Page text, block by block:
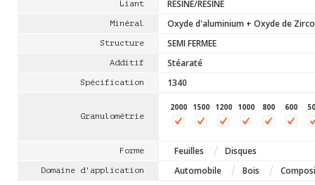
Liant RESINE/RESINE
Minéral Oxyde d'aluminium + Oxyde de
Structure SEMI FERMEE
Additif Stéaraté
Spécification 1340
Granulométrie
2000 1500 1200 1000 800 600
Forme Feuilles Disques
Domaine d'application Automobile Bois